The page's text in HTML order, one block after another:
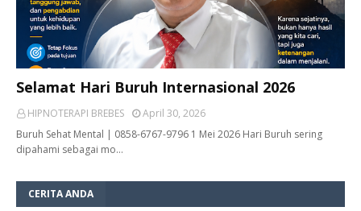
Selamat Hari Buruh Internasional 2026
HIPNOTERAPI BREBES
April 30, 2026
Buruh Sehat Mental | 0858-6767-9796 1 Mei 2026 Hari Buruh sering
dipahami sebagai mo…
CERITA ANDA